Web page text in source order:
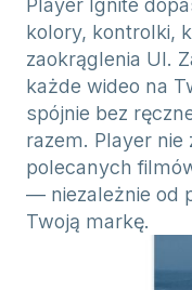
kolory, kontrolki,
zaokrąglenia UI.
każde wideo na
spójnie bez
razem. Player nie
polecanych
— niezależnie od
Twoją markę.